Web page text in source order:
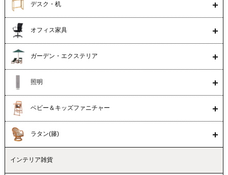
デスク・机
オフィス家具
ガーデン・エクステリア
照明
ベビー＆キッズファニチャー
ラタン(籐)
インテリア雑貨